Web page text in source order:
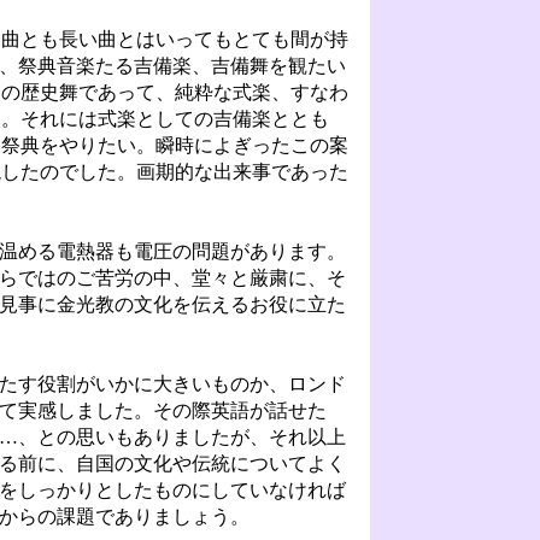
とも長い曲とはいってもとても間が持
祭典音楽たる吉備楽、吉備舞を観たい
歴史舞であって、純粋な式楽、すなわ
それには式楽としての吉備楽ととも
典をやりたい。瞬時によぎったこの案
たのでした。画期的な出来事であった
る電熱器も電圧の問題があります。
ではのご苦労の中、堂々と厳粛に、そ
事に金光教の文化を伝えるお役に立た
役割がいかに大きいものか、ロンド
実感しました。その際英語が話せた
、との思いもありましたが、それ以上
前に、自国の文化や伝統についてよく
しっかりとしたものにしていなければ
らの課題でありましょう。